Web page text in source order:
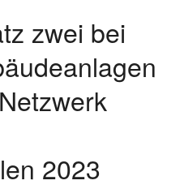
zwei bei
2023